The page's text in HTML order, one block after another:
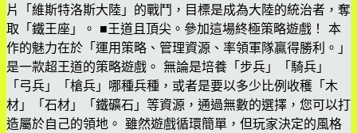
片「維斯特洛斯大陸」的戰鬥，目標是成為大陸的統治者，奪
取「鐵王座」。 ■王道且頂尖。參加這場終極策略遊戲！ 本
作的魅力在於「運用策略、管理資源、率領軍隊贏得勝利。」
是一款超王道的策略遊戲。 無論是培養「步兵」「騎兵」
「弓兵」「槍兵」哪種兵種，或者是要以多少比例收穫「木
材」「石材」「鐵礦石」等資源，通過無數的選擇，您可以打
造屬於自己的領地。 雖然遊戲循環簡單，但玩家決定的風格